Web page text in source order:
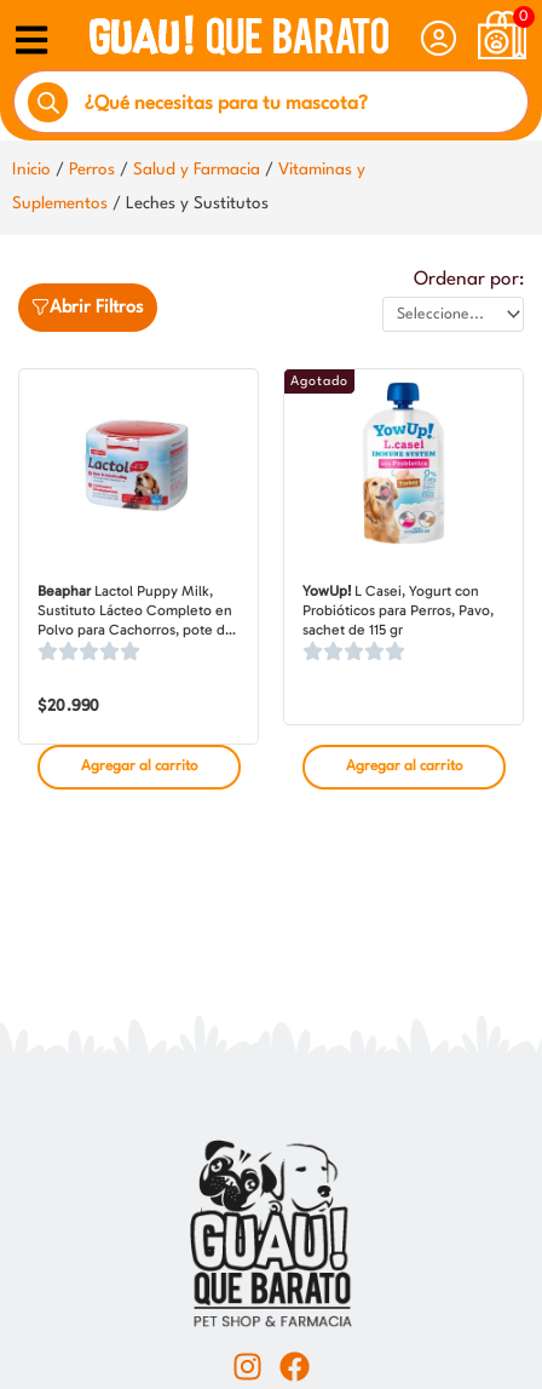
contenido
0
Búsqueda
de
productos
Inicio / Perros / Salud y Farmacia / Vitaminas y
Suplementos / Leches y Sustitutos
Abrir Filtros
Ordenar por:
BeapharLactol Puppy Milk,
Sustituto Lácteo Completo en
Polvo para Cachorros, pote de
250 gr
$20.990
Agregar al carrito
YowUp! L Casei, Yogurt con
Probióticos para Perros, Pavo,
sachet de 115 gr
Agotado
Agregar al carrito
I
F